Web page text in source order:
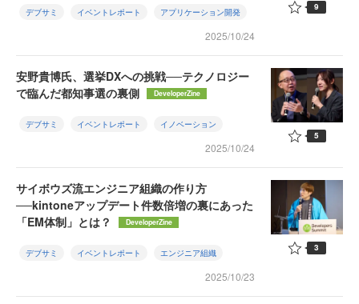
デブサミ イベントレポート アプリケーション開発
2025/10/24
9
安野貴博氏、選挙DXへの挑戦──テクノロジー
で臨んだ都知事選の裏側
DeveloperZine
デブサミ イベントレポート イノベーション
2025/10/24
5
サイボウズ流エンジニア組織の作り方
──kintoneアップデート件数倍増の裏にあった
「EM体制」とは？
DeveloperZine
デブサミ イベントレポート エンジニア組織
2025/10/23
3